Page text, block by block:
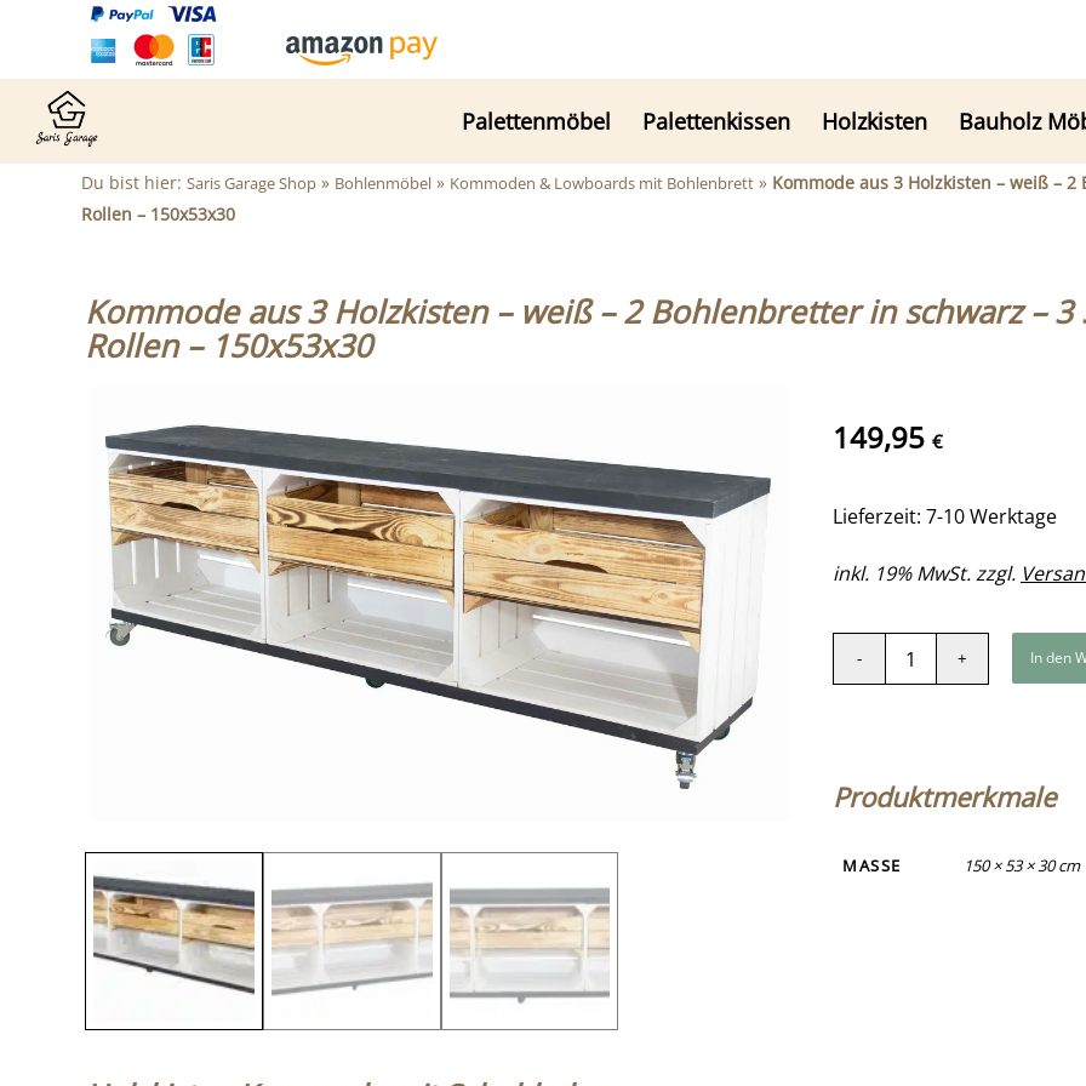
Palettenmöbel Palettenkissen Holzkisten Bauholz
Du bist hier: Saris Garage Shop » Bohlenmöbel » Kommoden & Lowboards mit Bohlenbrett » Kommode aus 3 Holzkisten – weiß –
Rollen – 150x53x30
Kommode aus 3 Holzkisten – weiß – 2 Bohlenbretter in schwarz –
Rollen – 150x53x30
149,95 €
Lieferzeit: 7-10 Werktage
inkl. 19% MwSt. zzgl.
In den
Produktmerkmale
MASSE 150 × 53 × 30 cm